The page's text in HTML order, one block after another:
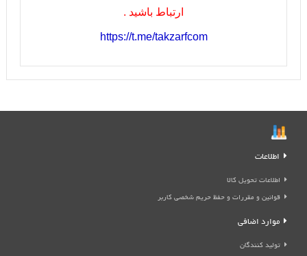
ارتباط باشيد .
https://t.me/takzarfcom
اطلاعات
اطلاعات تحویل کالا
قوانین و مقررات و حفظ حریم شخصی کاربر
موارد اضافی
تولید کنندگان